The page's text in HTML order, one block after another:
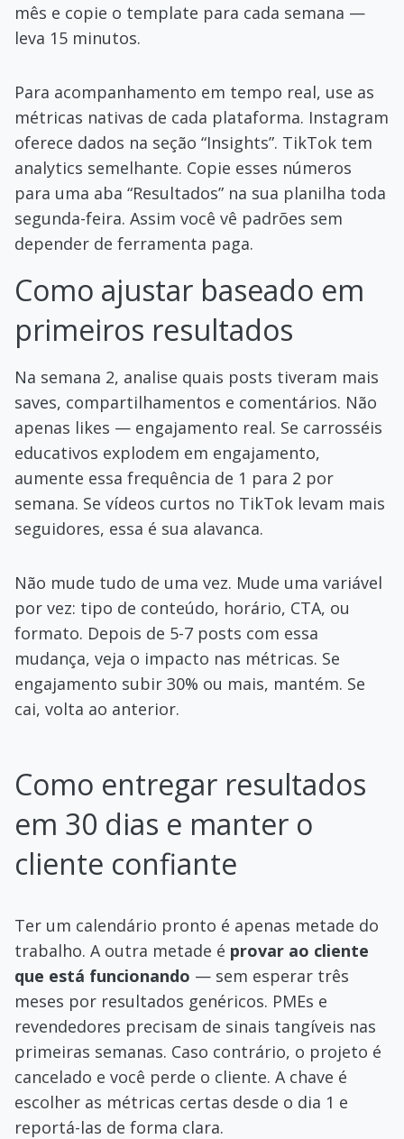
mês e copie o template para cada semana —
leva 15 minutos.
Para acompanhamento em tempo real, use as
métricas nativas de cada plataforma. Instagram
oferece dados na seção “Insights”. TikTok tem
analytics semelhante. Copie esses números
para uma aba “Resultados” na sua planilha toda
segunda-feira. Assim você vê padrões sem
depender de ferramenta paga.
Como ajustar baseado em
primeiros resultados
Na semana 2, analise quais posts tiveram mais
saves, compartilhamentos e comentários. Não
apenas likes — engajamento real. Se carrosséis
educativos explodem em engajamento,
aumente essa frequência de 1 para 2 por
semana. Se vídeos curtos no TikTok levam mais
seguidores, essa é sua alavanca.
Não mude tudo de uma vez. Mude uma variável
por vez: tipo de conteúdo, horário, CTA, ou
formato. Depois de 5-7 posts com essa
mudança, veja o impacto nas métricas. Se
engajamento subir 30% ou mais, mantém. Se
cai, volta ao anterior.
Como entregar resultados
em 30 dias e manter o
cliente confiante
Ter um calendário pronto é apenas metade do
trabalho. A outra metade é provar ao cliente
que está funcionando — sem esperar três
meses por resultados genéricos. PMEs e
revendedores precisam de sinais tangíveis nas
primeiras semanas. Caso contrário, o projeto é
cancelado e você perde o cliente. A chave é
escolher as métricas certas desde o dia 1 e
reportá-las de forma clara.